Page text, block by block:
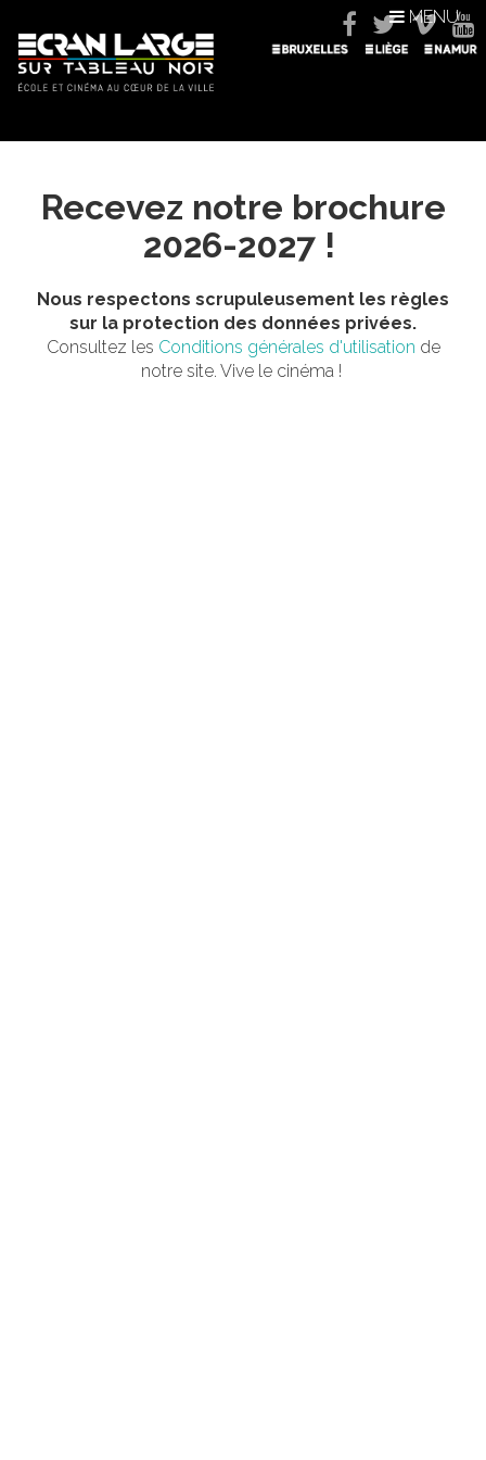
MENU
Recevez notre brochure
2026-2027 !
Nous respectons scrupuleusement les règles
sur la protection des données privées.
Consultez les Conditions générales d'utilisation de
notre site. Vive le cinéma !